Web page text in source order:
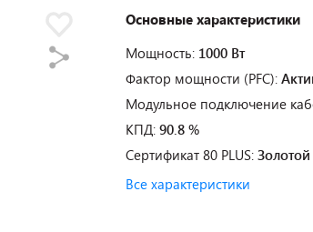
Основные характеристики
Мощность: 1000 Вт
Фактор мощности (PFC):
Модульное подключение
КПД: 90.8 %
Сертификат 80 PLUS: Золотой
Все характеристики